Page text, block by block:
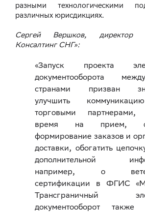
разными технологическими
различных юрисдикциях.
Cергей Вершков,
Консалтинг СНГ»:
«Запуск проекта
документооборота
странами призван
улучшить
торговыми партнерами,
время на прием,
формирование заказов и
доставки, обогатить
дополнительной
например, о
сертификации в ФГИС
Трансграничный
документооборот также